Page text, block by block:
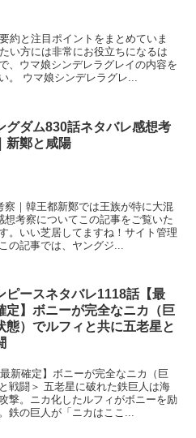
約と注目ポイントをまとめていま
い方には非常にお役立ちになるは
、ウマ娘シンデレラグレイの内容を
。 ウマ娘シンデレラグレ...
グダム830話ネタバレ感想考
新鄭と咸陽
｜韓王都新鄭では王族が特に大混
考察についてこの記事をご覧いた
。いい芝居してますね！サイト管理
の記事では、ヤングジ...
ピースネタバレ1118話【最
定】ボニーが完全なニカ（巨
態）でルフィと共に五老星と
新確定】ボニーが完全なニカ（巨
戦闘＞ 五老星に破れた鉄巨人は海
撃。ニカ化したルフィがボニーを励
鉄の巨人が「ニカはここ...